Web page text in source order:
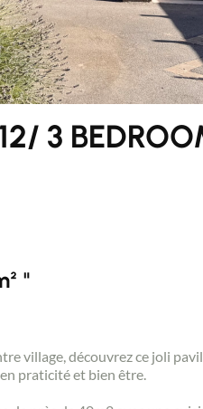
3
"
village, découvrez ce joli
praticité et bien être.